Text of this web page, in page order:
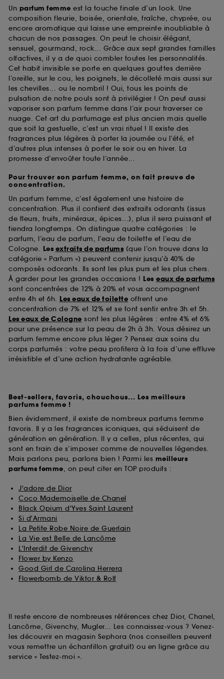
Un parfum femme est la touche finale d’un look. Une
composition fleurie, boisée, orientale, fraîche, chyprée, ou
encore aromatique qui laisse une empreinte inoubliable à
chacun de nos passages. On peut le choisir élégant,
sensuel, gourmand, rock... Grâce aux sept grandes familles
olfactives, il y a de quoi combler toutes les personnalités.
Cet habit invisible se porte en quelques gouttes derrière
l’oreille, sur le cou, les poignets, le décolleté mais aussi sur
les chevilles... ou le nombril ! Oui, tous les points de
pulsation de notre pouls sont à privilégier ! On peut aussi
vaporiser son parfum femme dans l’air pour traverser ce
nuage. Cet art du parfumage est plus ancien mais quelle
que soit la gestuelle, c’est un vrai rituel ! Il existe des
fragrances plus légères à porter la journée ou l’été, et
d’autres plus intenses à porter le soir ou en hiver. La
promesse d’envoûter toute l’année...
Pour trouver son parfum femme, on fait preuve de
concentration.
Un parfum femme, c’est également une histoire de
concentration. Plus il contient des extraits odorants (issus
de fleurs, fruits, minéraux, épices...), plus il sera puissant et
tiendra longtemps. On distingue quatre catégories : le
parfum, l’eau de parfum, l’eau de toilette et l’eau de
Cologne. Les extraits de parfums (que l’on trouve dans la
catégorie « Parfum ») peuvent contenir jusqu’à 40% de
composés odorants. Ils sont les plus purs et les plus chers.
À garder pour les grandes occasions ! Les eaux de parfums
sont concentrées de 12% à 20% et vous accompagnent
entre 4h et 6h. Les eaux de toilette offrent une
concentration de 7% et 12% et se font sentir entre 3h et 5h.
Les eaux de Cologne sont les plus légères : entre 4% et 6%
pour une présence sur la peau de 2h à 3h. Vous désirez un
parfum femme encore plus léger ? Pensez aux soins du
corps parfumés : votre peau profitera à la fois d’une effluve
irrésistible et d’une action hydratante agréable.
Best-sellers, favoris, chouchous... Les meilleurs
parfums femme !
Bien évidemment, il existe de nombreux parfums femme
favoris. Il y a les fragrances iconiques, qui séduisent de
génération en génération. Il y a celles, plus récentes, qui
sont en train de s’imposer comme de nouvelles légendes.
Mais parlons peu, parlons bien ! Parmi les meilleurs
parfums femme, on peut citer en TOP produits :
J'adore de Dior
Coco Mademoiselle de Chanel
Black Opium d'Yves Saint Laurent
Si d'Armani
La Petite Robe Noire de Guerlain
La Vie est Belle de Lancôme
L'Interdit de Givenchy
Flower by Kenzo
Good Girl de Carolina Herrera
Flowerbomb de Viktor & Rolf
Il reste encore de nombreuses références chez Dior, Chanel,
Lancôme, Givenchy, Mugler... Les connaissez-vous ? Venez-
les découvrir en magasin Sephora (nos conseillers peuvent
vous remettre un échantillon gratuit) ou en ligne grâce au
service « Testez-moi ».